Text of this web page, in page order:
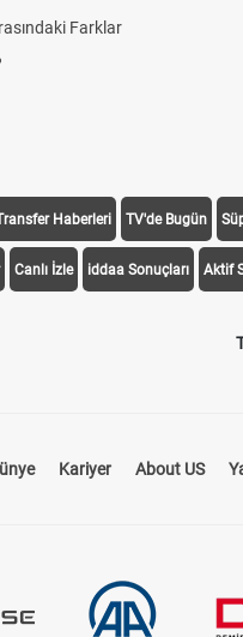
Farklar
Haberleri TV'de Bugün
Canlı İzle iddaa Sonuçları Aktif
Kariyer About US